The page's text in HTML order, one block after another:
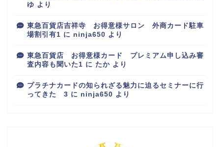
ゆ より
東急百貨店吉祥寺 お得意様サロン 外商カード駐車
場割引有1 に ninja650 より
東急百貨店 お得意様カード プレミアム申し込み審
査内容も聞いた1 に たか より
プラチナカードの知られざる魅力に迫るセミナーに行
ってきた 3 に ninja650 より